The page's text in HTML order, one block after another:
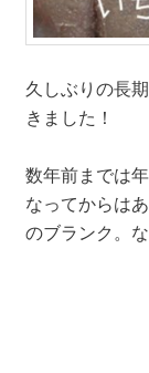
久しぶりの長
きました！
数年前までは
なってからは
のブランク。